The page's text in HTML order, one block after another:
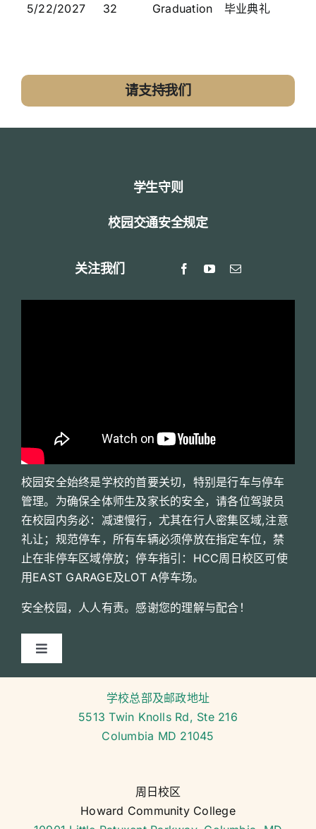
5/22/2027 32 Graduation 毕业典礼
请支持我们
学生守则
校园交通安全规定
关注我们
校园安全始终是学校的首要关切，特别是行车与停车
管理。为确保全体师生及家长的安全，请各位驾驶员
在校园内务必：减速慢行，尤其在行人密集区域,注意
礼让；规范停车，所有车辆必须停放在指定车位，禁
止在非停车区域停放；停车指引：HCC周日校区可使
用EAST GARAGE及LOT A停车场。
安全校园，人人有责。感谢您的理解与配合！
切
换
校历
学校总部及邮政地址
5513 Twin Knolls Rd, Ste 216
Columbia MD 21045
周日校区
Howard Community College